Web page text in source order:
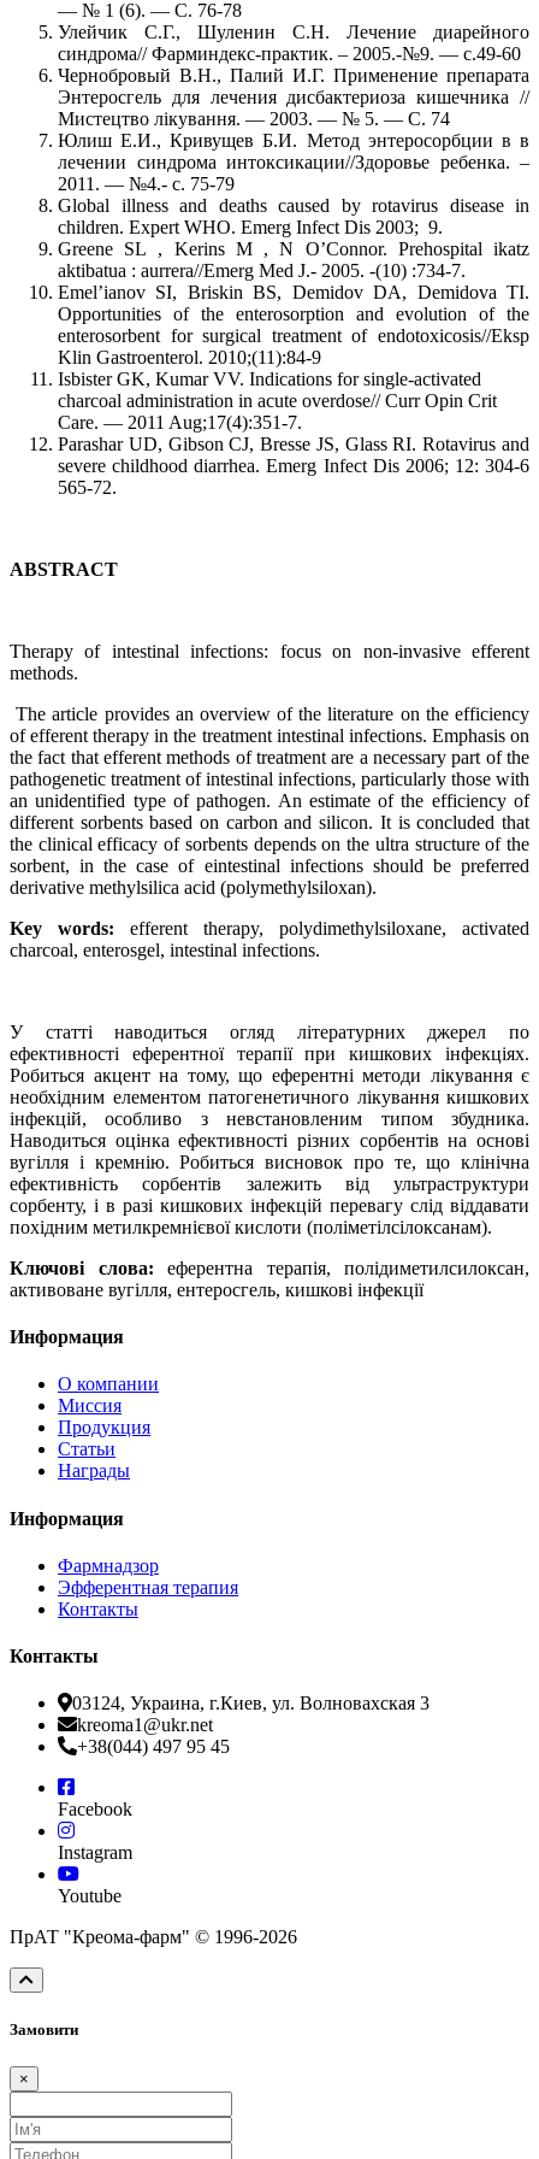
— № 1 (6). — С. 76-78
Улейчик С.Г., Шуленин С.Н. Лечение диарейного
синдрома// Фарминдекс-практик. – 2005.-№9. — с.49-60
Чернобровый В.Н., Палий И.Г. Применение препарата
Энтеросгель для лечения дисбактериоза кишечника //
Мистецтво лікування. — 2003. — № 5. — С. 74
Юлиш Е.И., Кривущев Б.И. Метод энтеросорбции в в
лечении синдрома интоксикации//Здоровье ребенка. –
2011. — №4.- с. 75-79
Global illness and deaths caused by rotavirus disease in
children. Expert WHO. Emerg Infect Dis 2003; 9.
Greene SL , Kerins M , N O’Connor. Prehospital ikatz
aktibatua : aurrera//Emerg Med J.- 2005. -(10) :734-7.
Emel’ianov SI, Briskin BS, Demidov DA, Demidova TI.
Opportunities of the enterosorption and evolution of the
enterosorbent for surgical treatment of endotoxicosis//Eksp
Klin Gastroenterol. 2010;(11):84-9
Isbister GK, Kumar VV. Indications for single-activated
charcoal administration in acute overdose// Curr Opin Crit
Care. — 2011 Aug;17(4):351-7.
Parashar UD, Gibson CJ, Bresse JS, Glass RI. Rotavirus and
severe childhood diarrhea. Emerg Infect Dis 2006; 12: 304-6
565-72.
ABSTRACT
Therapy of intestinal infections: focus on non-invasive efferent
methods.
The article provides an overview of the literature on the efficiency
of efferent therapy in the treatment intestinal infections. Emphasis on
the fact that efferent methods of treatment are a necessary part of the
pathogenetic treatment of intestinal infections, particularly those with
an unidentified type of pathogen. An estimate of the efficiency of
different sorbents based on carbon and silicon. It is concluded that
the clinical efficacy of sorbents depends on the ultra structure of the
sorbent, in the case of eintestinal infections should be preferred
derivative methylsilica acid (polymethylsiloxan).
Key words: efferent therapy, polydimethylsiloxane, activated
charcoal, enterosgel, intestinal infections.
У статті наводиться огляд літературних джерел по
ефективності еферентної терапії при кишкових інфекціях.
Робиться акцент на тому, що еферентні методи лікування є
необхідним елементом патогенетичного лікування кишкових
інфекцій, особливо з невстановленим типом збудника.
Наводиться оцінка ефективності різних сорбентів на основі
вугілля і кремнію. Робиться висновок про те, що клінічна
ефективність сорбентів залежить від ультраструктури
сорбенту, і в разі кишкових інфекцій перевагу слід віддавати
похідним метилкремнієвої кислоти (поліметілсілоксанам).
Ключові слова: еферентна терапія, полідиметилсилоксан,
активоване вугілля, ентеросгель, кишкові інфекції
Информация
О компании
Миссия
Продукция
Статьи
Награды
Информация
Фармнадзор
Эфферентная терапия
Контакты
Контакты
03124, Украина, г.Киев, ул. Волновахская 3
kreoma1@ukr.net
+38(044) 497 95 45
Facebook
Instagram
Youtube
ПрАТ "Креома-фарм" © 1996-2026
Замовити
×